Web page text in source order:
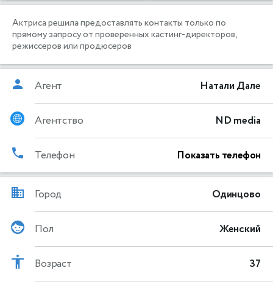
Актриса решила предоставлять контакты только по
прямому запросу от проверенных кастинг-директоров,
режиссеров или продюсеров
Агент Натали Дале
Агентство ND media
Телефон Показать телефон
Город Одинцово
Пол Женский
Возраст 37